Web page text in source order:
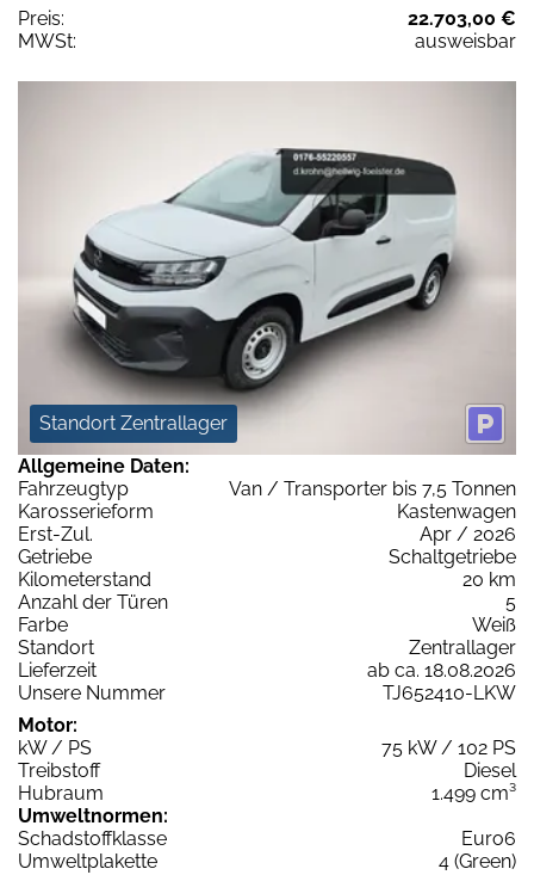
Preis:
22.703,00 €
MWSt:
ausweisbar
Standort Zentrallager
Allgemeine Daten:
Fahrzeugtyp
Van / Transporter bis 7,5 Tonnen
Karosserieform
Kastenwagen
Erst-Zul.
Apr / 2026
Getriebe
Schaltgetriebe
Kilometerstand
20 km
Anzahl der Türen
5
Farbe
Weiß
Standort
Zentrallager
Lieferzeit
ab ca. 18.08.2026
Unsere Nummer
TJ652410-LKW
Motor:
kW / PS
75 kW / 102 PS
Treibstoff
Diesel
Hubraum
1.499 cm³
Umweltnormen:
Schadstoffklasse
Euro6
Umweltplakette
4 (Green)